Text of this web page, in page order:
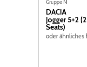
Gruppe N
DACIA
Jogger 5+2
Seats)
oder ähnliches